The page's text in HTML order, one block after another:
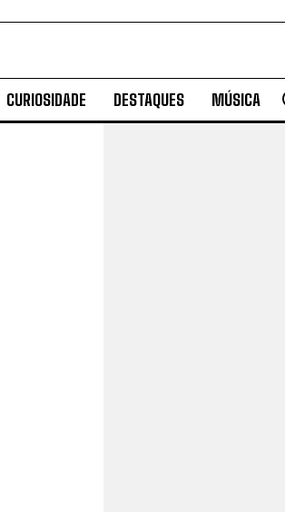
CURIOSIDADE DESTAQUES MÚSICA